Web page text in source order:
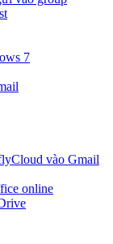
7
vào Gmail
online